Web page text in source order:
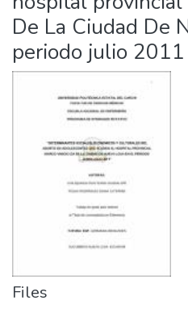
De La Ciudad De
periodo julio 2011
Files